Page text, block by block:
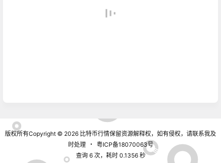
版权所有Copyright © 2026 比特币行情保留资源解释权，如有侵权，请联系我及
时处理
・ 粤ICP备18070063号
查询 6 次，耗时 0.1356 秒